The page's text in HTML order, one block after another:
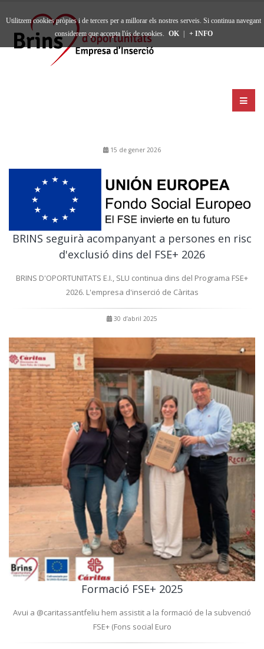
15 de gener 2026
BRINS seguirà acompanyant a persones en risc
d'exclusió dins del FSE+ 2026
BRINS D'OPORTUNITATS E.I., SLU continua dins del Programa FSE+
2026. L'empresa d'inserció de Càritas
30 d’abril 2025
Formació FSE+ 2025
Avui a @caritassantfeliu hem assistit a la formació de la subvenció
FSE+ (Fons social Euro
Utilitzem cookies pròpies i de tercers per a millorar els nostres serveis. Si continua navegant
considerem que accepta l'ús de cookies. OK + INFO